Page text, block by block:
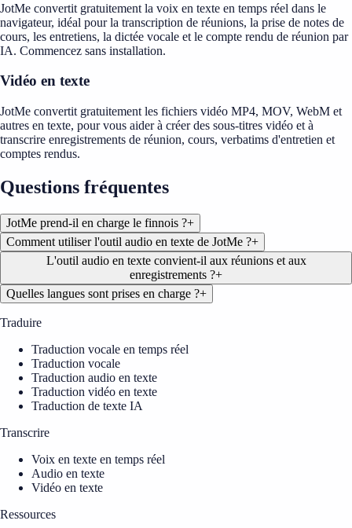
JotMe convertit gratuitement la voix en texte en temps réel dans le
navigateur, idéal pour la transcription de réunions, la prise de notes de
cours, les entretiens, la dictée vocale et le compte rendu de réunion par
IA. Commencez sans installation.
Vidéo en texte
JotMe convertit gratuitement les fichiers vidéo MP4, MOV, WebM et
autres en texte, pour vous aider à créer des sous-titres vidéo et à
transcrire enregistrements de réunion, cours, verbatims d'entretien et
comptes rendus.
Questions fréquentes
JotMe prend-il en charge le finnois ?+
Comment utiliser l'outil audio en texte de JotMe ?+
L'outil audio en texte convient-il aux réunions et aux
enregistrements ?+
Quelles langues sont prises en charge ?+
Traduire
Traduction vocale en temps réel
Traduction vocale
Traduction audio en texte
Traduction vidéo en texte
Traduction de texte IA
Transcrire
Voix en texte en temps réel
Audio en texte
Vidéo en texte
Ressources